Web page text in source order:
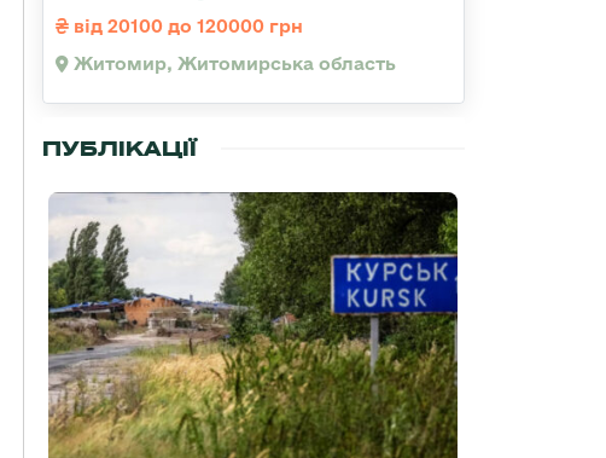
від 20100 до 120000 грн
Житомир, Житомирська область
ПУБЛІКАЦІЇ